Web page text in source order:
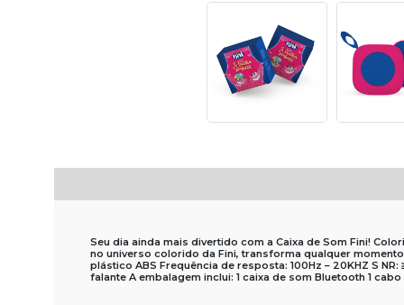
Seu dia ainda mais divertido com a Caixa de Som Fini!
no universo colorido da Fini, transforma qualquer
plástico ABS Frequência de resposta: 100Hz – 20KHZ S
falante A embalagem inclui: 1 caixa de som Bluetooth 1